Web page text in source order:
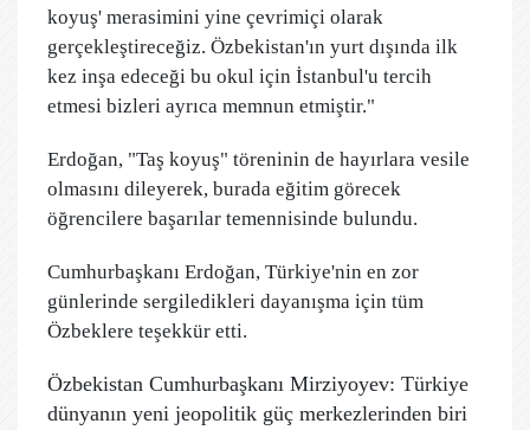
koyuş' merasimini yine çevrimiçi olarak
gerçekleştireceğiz. Özbekistan'ın yurt dışında ilk
kez inşa edeceği bu okul için İstanbul'u tercih
etmesi bizleri ayrıca memnun etmiştir."
Erdoğan, "Taş koyuş" töreninin de hayırlara vesile
olmasını dileyerek, burada eğitim görecek
öğrencilere başarılar temennisinde bulundu.
Cumhurbaşkanı Erdoğan, Türkiye'nin en zor
günlerinde sergiledikleri dayanışma için tüm
Özbeklere teşekkür etti.
Özbekistan Cumhurbaşkanı Mirziyoyev: Türkiye
dünyanın yeni jeopolitik güç merkezlerinden biri